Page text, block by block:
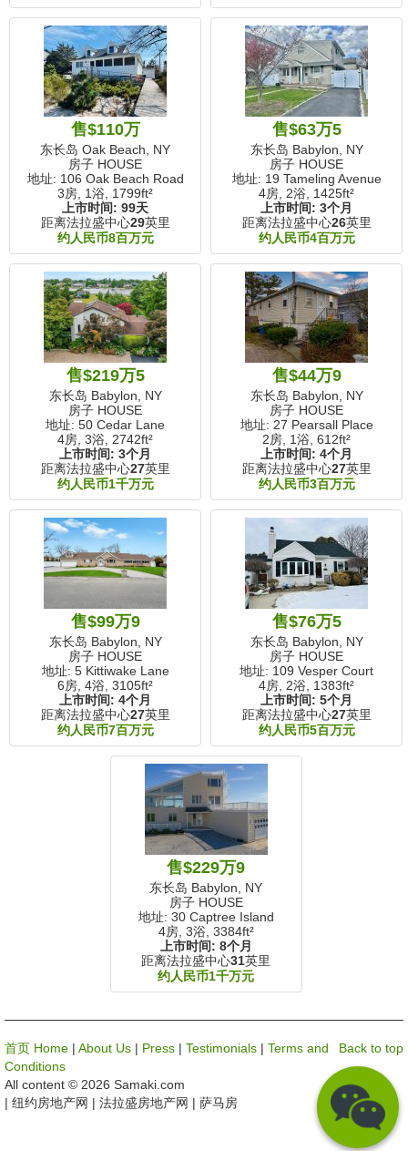
售$110万
东长岛 Oak Beach, NY
房子 HOUSE
地址: 106 Oak Beach Road
3房, 1浴, 1799ft²
上市时间: 99天
距离法拉盛中心29英里
约人民币8百万元
售$63万5
东长岛 Babylon, NY
房子 HOUSE
地址: 19 Tameling Avenue
4房, 2浴, 1425ft²
上市时间: 3个月
距离法拉盛中心26英里
约人民币4百万元
售$219万5
东长岛 Babylon, NY
房子 HOUSE
地址: 50 Cedar Lane
4房, 3浴, 2742ft²
上市时间: 3个月
距离法拉盛中心27英里
约人民币1千万元
售$44万9
东长岛 Babylon, NY
房子 HOUSE
地址: 27 Pearsall Place
2房, 1浴, 612ft²
上市时间: 4个月
距离法拉盛中心27英里
约人民币3百万元
售$99万9
东长岛 Babylon, NY
房子 HOUSE
地址: 5 Kittiwake Lane
6房, 4浴, 3105ft²
上市时间: 4个月
距离法拉盛中心27英里
约人民币7百万元
售$76万5
东长岛 Babylon, NY
房子 HOUSE
地址: 109 Vesper Court
4房, 2浴, 1383ft²
上市时间: 5个月
距离法拉盛中心27英里
约人民币5百万元
售$229万9
东长岛 Babylon, NY
房子 HOUSE
地址: 30 Captree Island
4房, 3浴, 3384ft²
上市时间: 8个月
距离法拉盛中心31英里
约人民币1千万元
Back to top
首页 Home | About Us | Press | Testimonials | Terms and
Conditions
All content © 2026 Samaki.com
| 纽约房地产网 | 法拉盛房地产网 | 萨马房